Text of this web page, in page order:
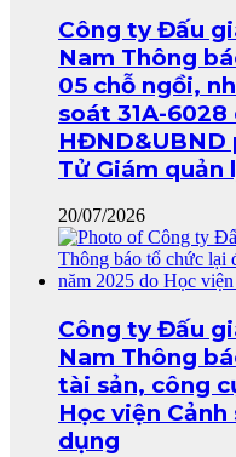
Công ty Đấu
Nam Thông
05 chỗ ngồi,
soát 31A-
HĐND&UBND
Tử Giám quản
20/07/2026
Công ty Đấu
Nam Thông
tài sản, công
Học viện
dụng